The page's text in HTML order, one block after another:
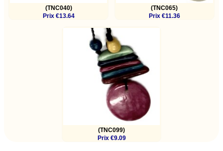
(TNC040)
Prix €13.64
(TNC065)
Prix €11.36
(TNC099)
Prix €9.09